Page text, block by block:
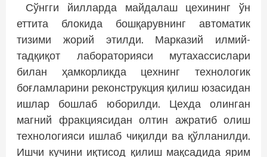
Сўнгги йилларда майдалаш цехининг ўн
еттита блокида бошқарувнинг автоматик
тизими жорий этилди. Марказий илмий-
тадқиқот лабораторияси мутахассислари
билан ҳамкорликда цехнинг технологик
боғламларини реконструкция қилиш юзасидан
ишлар бошлаб юборилди. Цехда олинган
магний фракциясидан олтин ажратиб олиш
технологияси ишлаб чиқилди ва қўлланилди.
Ишчи кучини иқтисод қилиш мақсадида ярим